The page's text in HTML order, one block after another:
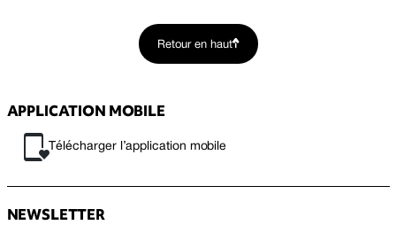
Retour en haut
APPLICATION MOBILE
Télécharger l’application mobile
NEWSLETTER